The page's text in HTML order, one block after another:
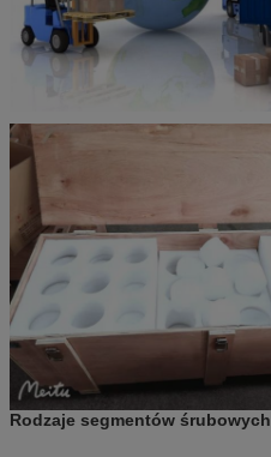
Rodzaje segmentów śrubowych